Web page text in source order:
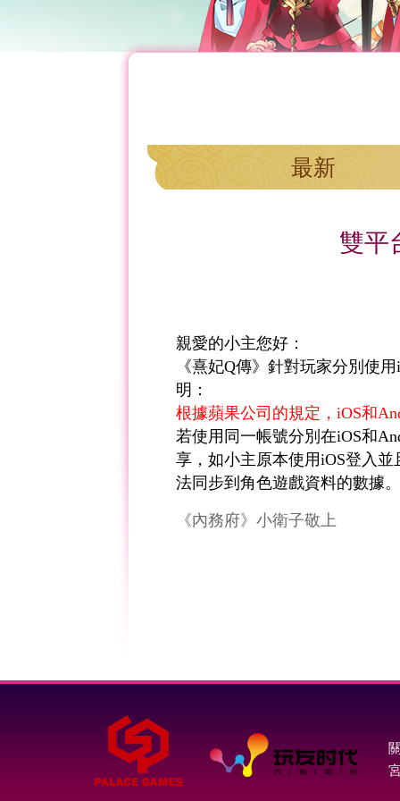
最新
雙平
親愛的小主您好：
《熹妃Q傳》針對玩家分別使
明：
根據蘋果公司的規定，iOS和
若使用同一帳號分別在iOS和
享，如小主原本使用iOS登入
法同步到角色遊戲資料的數據
《內務府》小衛子敬上